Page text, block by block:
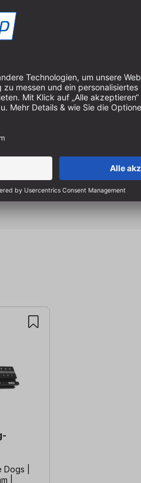
Optionales
Erweitertes
Erweiterungs-
Hinzufügen
und
Full-Sheet-
Auftrennen,
(in
Benchdog
|
|